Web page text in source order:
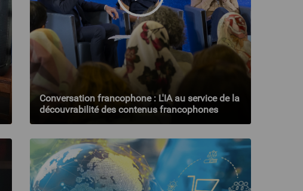
Conversation francophone : L'IA au service de la
découvrabilité des contenus francophones